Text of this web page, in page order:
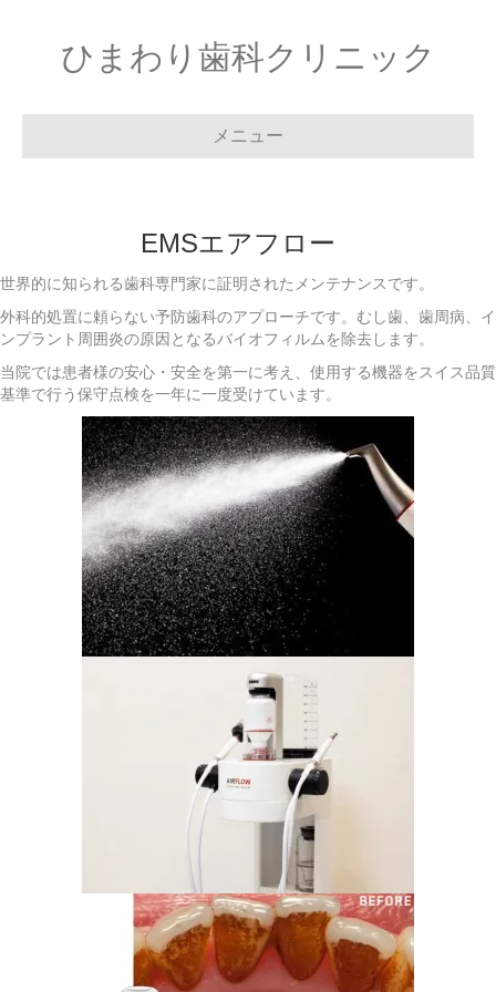
ひまわり歯科クリニック
メニュー
EMSエアフロー
世界的に知られる歯科専門家に証明されたメンテナンスです。
外科的処置に頼らない予防歯科のアプローチです。むし歯、歯周病、イ
ンプラント周囲炎の原因となるバイオフィルムを除去します。
当院では患者様の安心・安全を第一に考え、使用する機器をスイス品質
基準で行う保守点検を一年に一度受けています。